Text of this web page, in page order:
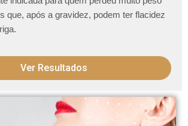
que, após a gravidez, podem ter flacidez
Ver Resultados